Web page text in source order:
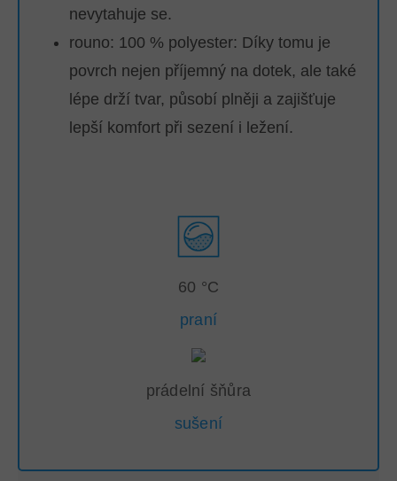
nevytahuje se.
rouno: 100 % polyester: Díky tomu je
povrch nejen příjemný na dotek, ale také
lépe drží tvar, působí plněji a zajišťuje
lepší komfort při sezení i ležení.
60 °C
praní
prádelní šňůra
sušení